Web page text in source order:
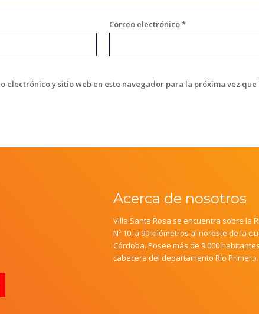
Correo electrónico*
electrónico y sitio web en este navegador para la próxima vez
Acerca de nosotros
Villa Santa Rosa se encuentra sobre la
Nº 10, a 90 kilómetros al noreste de la
Córdoba. Posee más de 9.000
cabecera del departamento Río Primero.